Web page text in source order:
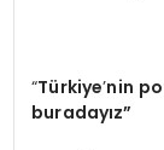
“Türkiye’nin
buradayız”